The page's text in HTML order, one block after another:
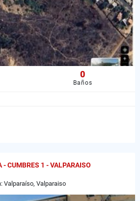
0
Baños
- CUMBRES 1 - VALPARAISO
Valparaíso, Valparaiso